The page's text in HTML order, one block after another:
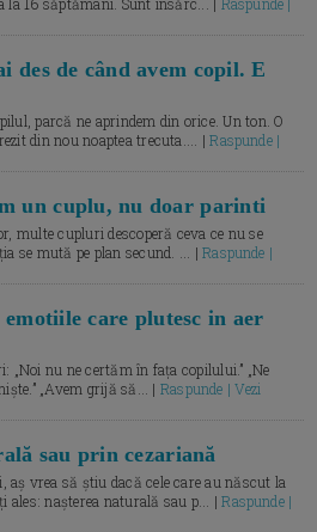
la 16 săptămâni. Sunt însărc... | Raspunde |
des de când avem copil. E
parcă ne aprindem din orice. Un ton. O
din nou noaptea trecuta.... |Raspunde |
un cuplu, nu doar parinti
multe cupluri descoperă ceva ce nu se
se mută pe plan secund. ... |Raspunde |
care plutesc in aer
„Noi nu ne certăm în fața copilului.” „Ne
„Avem grijă să... | Raspunde | Vezi
sau prin cezariană
aș vrea să știu dacă cele care au născut la
ales: nașterea naturală sau p... |Raspunde |